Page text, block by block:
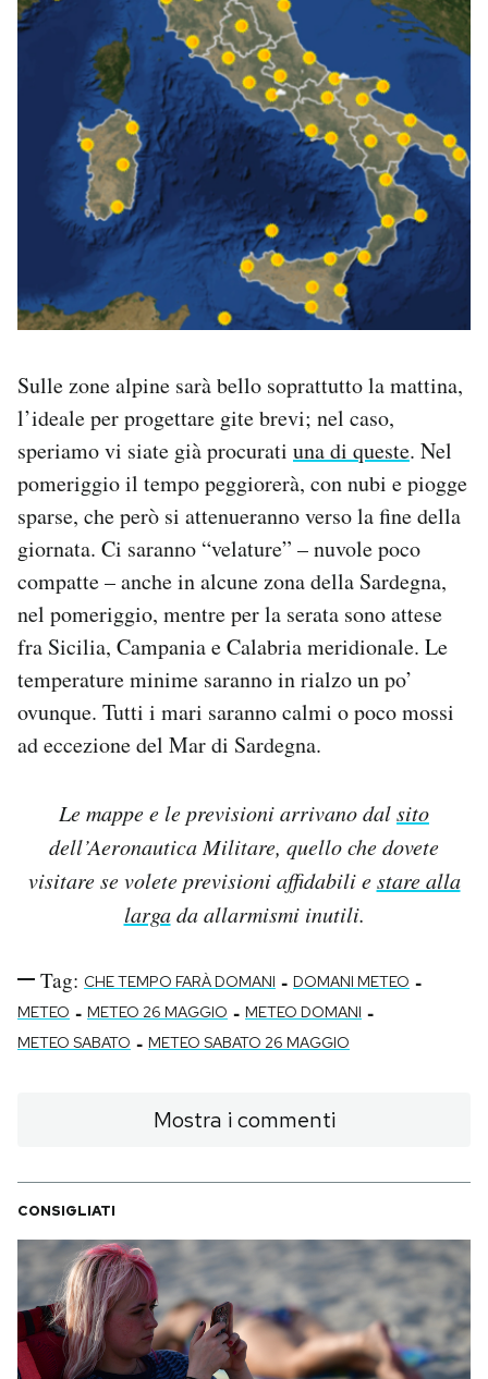
Sulle zone alpine sarà bello soprattutto la mattina,
l’ideale per progettare gite brevi; nel caso,
speriamo vi siate già procurati una di queste. Nel
pomeriggio il tempo peggiorerà, con nubi e piogge
sparse, che però si attenueranno verso la fine della
giornata. Ci saranno “velature” – nuvole poco
compatte – anche in alcune zona della Sardegna,
nel pomeriggio, mentre per la serata sono attese
fra Sicilia, Campania e Calabria meridionale. Le
temperature minime saranno in rialzo un po’
ovunque. Tutti i mari saranno calmi o poco mossi
ad eccezione del Mar di Sardegna.
Le mappe e le previsioni arrivano dalsito
dell’Aeronautica Militare, quello che dovete
visitare se volete previsioni affidabili estare alla
largada allarmismi inutili.
Tag: CHE TEMPO FARÀ DOMANI - DOMANI METEO -
METEO - METEO 26 MAGGIO - METEO DOMANI -
METEO SABATO - METEO SABATO 26 MAGGIO
Mostra i commenti
CONSIGLIATI